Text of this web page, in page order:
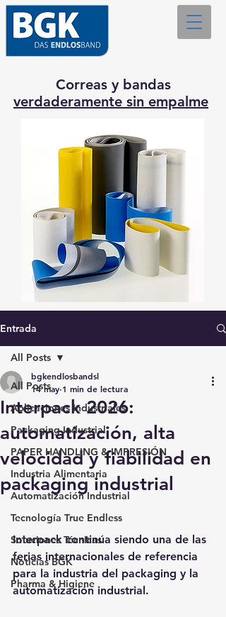
Correas y bandas
verdaderamente sin empalme
Entrada
All Posts
Aplicaciones Industriales
Packaging Industrial
PAPER HANDLING & IMPRESIÓN
Industria Alimentaria
Automatización Industrial
Tecnología True Endless
Soluciones Técnicas
Noticias BGK
Pharma & Higiene
All Posts
Interpack 2026:
automatización, alta
velocidad y fiabilidad en
packaging industrial
bgkendlosbandsl
14 may 1 min de lectura
Interpack continúa siendo una de las
ferias internacionales de referencia
para la industria del packaging y la
automatización industrial.